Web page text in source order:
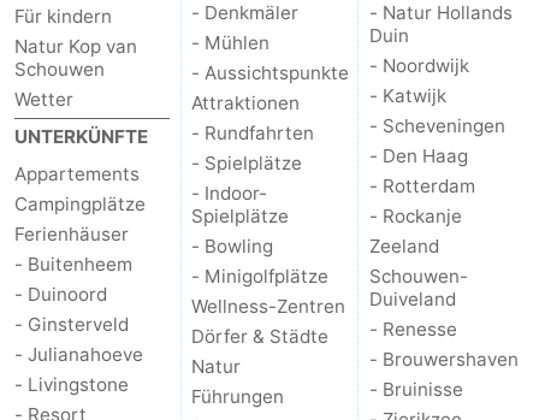
Für kindern
Natur Kop van
Schouwen
Wetter
UNTERKÜNFTE
Appartements
Campingplätze
Ferienhäuser
- Buitenheem
- Duinoord
- Ginsterveld
- Julianahoeve
- Livingstone
- Resort
- Denkmäler
- Mühlen
- Aussichtspunkte
Attraktionen
- Rundfahrten
- Spielplätze
- Indoor-
Spielplätze
- Bowling
- Minigolfplätze
Wellness-Zentren
Dörfer & Städte
Natur
Führungen
- Natur Hollands
Duin
- Noordwijk
- Katwijk
- Scheveningen
- Den Haag
- Rotterdam
- Rockanje
Zeeland
Schouwen-
Duiveland
- Renesse
- Brouwershaven
- Bruinisse